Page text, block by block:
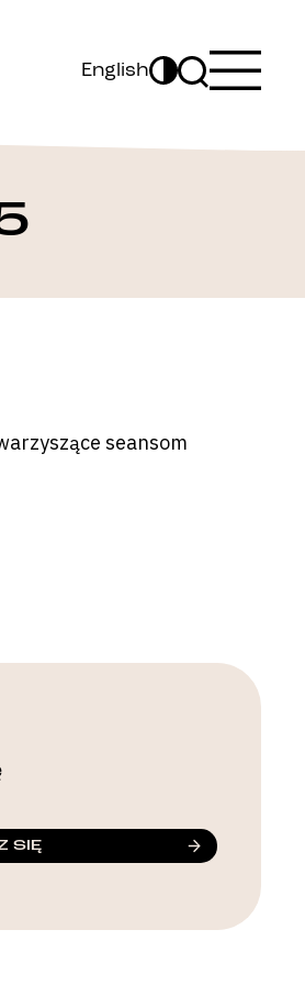
English
seansom
SIĘ